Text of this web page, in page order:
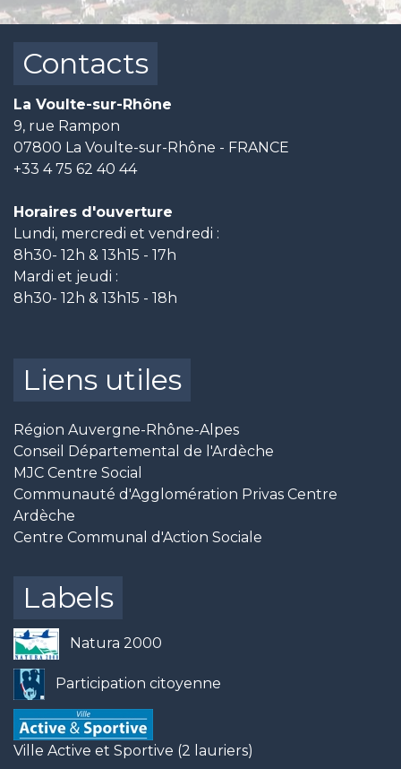
Contacts
La Voulte-sur-Rhône
9, rue Rampon
07800 La Voulte-sur-Rhône - FRANCE
+33 4 75 62 40 44
Horaires d'ouverture
Lundi, mercredi et vendredi :
8h30- 12h & 13h15 - 17h
Mardi et jeudi :
8h30- 12h & 13h15 - 18h
Liens utiles
Région Auvergne-Rhône-Alpes
Conseil Départemental de l'Ardèche
MJC Centre Social
Communauté d'Agglomération Privas Centre
Ardèche
Centre Communal d'Action Sociale
Labels
Natura 2000
Participation citoyenne
Ville Active et Sportive (2 lauriers)